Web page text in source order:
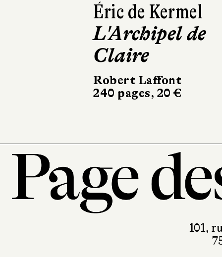
Claudie
Les Jardins
Torcello
Actes Sud
416 pages, 23 €